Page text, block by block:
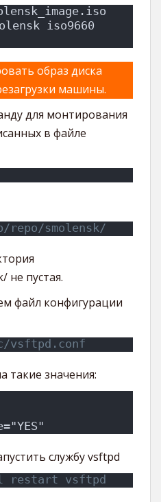
iso9660
образ диска
машины.
для монтирования
в файле
smolensk/
пустая.
файл конфигурации
vsftpd.conf
такие значения:
службу vsftpd
restart vsftpd